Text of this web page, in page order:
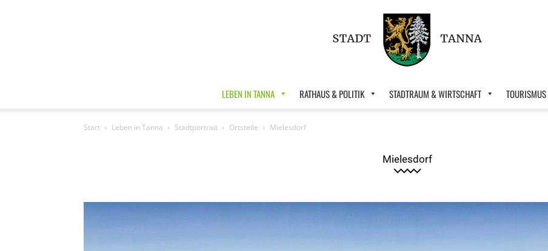
LEBEN IN TANNA RATHAUS & POLITIK STADTRAUM & WIRTSCHAFT
Start Leben in Tanna Stadtportrait Ortsteile Mielesdorf
Mielesdorf